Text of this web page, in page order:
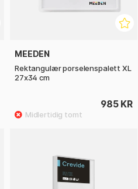
MEEDEN
Rektangulær porselenspalett XL
27x34 cm
985 KR